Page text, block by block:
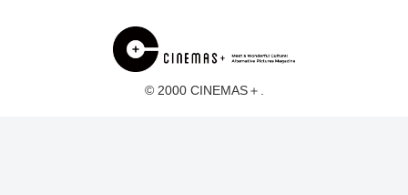
© 2000 CINEMAS＋.